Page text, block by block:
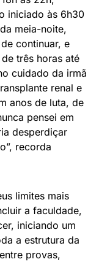
iniciado às 6h30
meia-noite,
continuar, e
três horas até
cuidado da irmã
renal e
anos de luta, de
pensei em
desperdiçar
recorda
limites mais
a faculdade,
iniciando um
a estrutura da
provas,